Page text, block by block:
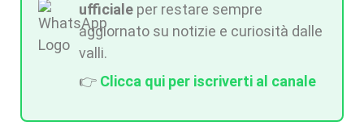
ufficiale per restare sempre
aggiornato su notizie e curiosità dalle
valli.
👉 Clicca qui per iscriverti al canale